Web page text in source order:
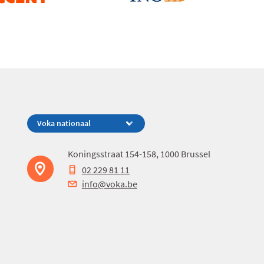
Koningsstraat 154-158, 1000 Brussel
02 229 81 11
info@voka.be